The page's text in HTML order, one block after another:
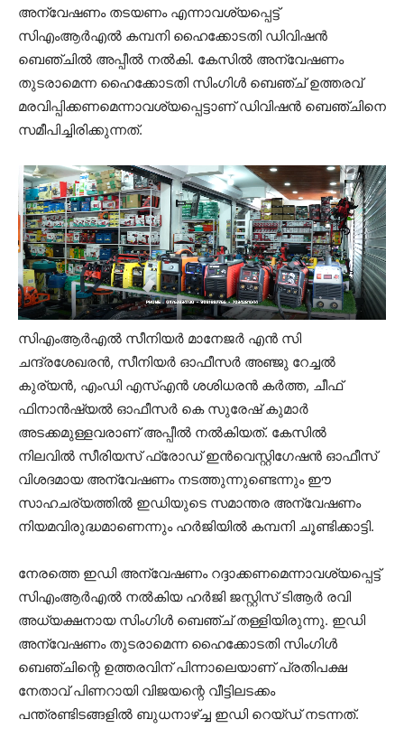
അന്വേഷണം തടയണം എന്നാവശ്യപ്പെട്ട്
സിഎംആർഎൽ കമ്പനി ഹൈക്കോടതി ഡിവിഷൻ
ബെഞ്ചിൽ അപ്പീൽ നൽകി. കേസിൽ അന്വേഷണം
തുടരാമെന്ന ഹൈക്കോടതി സിംഗിൾ ബെഞ്ച് ഉത്തരവ്
മരവിപ്പിക്കണമെന്നാവശ്യപ്പെട്ടാണ് ഡിവിഷൻ ബെഞ്ചിനെ
സമീപിച്ചിരിക്കുന്നത്.
സിഎംആർഎൽ സീനിയർ മാനേജർ എൻ സി
ചന്ദ്രശേഖരൻ, സീനിയർ ഓഫീസർ അഞ്ജു റേച്ചൽ
കുര്യൻ, എംഡി എസ്എൻ ശശിധരൻ കർത്ത, ചീഫ്
ഫിനാൻഷ്യൽ ഓഫീസർ കെ സുരേഷ് കുമാർ
അടക്കമുള്ളവരാണ് അപ്പീൽ നൽകിയത്. കേസിൽ
നിലവിൽ സീരിയസ് ഫ്രോഡ് ഇൻവെസ്റ്റിഗേഷൻ ഓഫീസ്
വിശദമായ അന്വേഷണം നടത്തുന്നുണ്ടെന്നും ഈ
സാഹചര്യത്തിൽ ഇഡിയുടെ സമാന്തര അന്വേഷണം
നിയമവിരുദ്ധമാണെന്നും ഹർജിയിൽ കമ്പനി ചൂണ്ടിക്കാട്ടി.
നേരത്തെ ഇഡി അന്വേഷണം റദ്ദാക്കണമെന്നാവശ്യപ്പെട്ട്
സിഎംആർഎൽ നൽകിയ ഹർജി ജസ്റ്റിസ് ടിആർ രവി
അധ്യക്ഷനായ സിംഗിൾ ബെഞ്ച് തള്ളിയിരുന്നു. ഇഡി
അന്വേഷണം തുടരാമെന്ന ഹൈക്കോടതി സിംഗിൾ
ബെഞ്ചിന്റെ ഉത്തരവിന് പിന്നാലെയാണ് പ്രതിപക്ഷ
നേതാവ് പിണറായി വിജയന്റെ വീട്ടിലടക്കം
പന്ത്രണ്ടിടങ്ങളിൽ ബുധനാഴ്ച്ച ഇഡി റെയ്‌ഡ് നടന്നത്.